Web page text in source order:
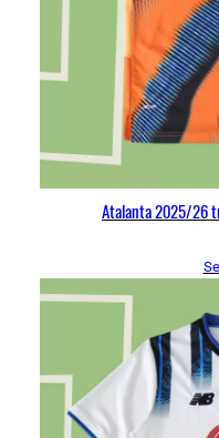
Atalanta 2025/26